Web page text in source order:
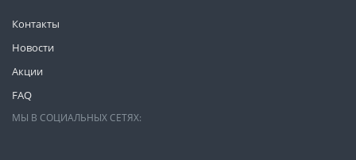
Контакты
Новости
Акции
FAQ
МЫ В СОЦИАЛЬНЫХ СЕТЯХ: